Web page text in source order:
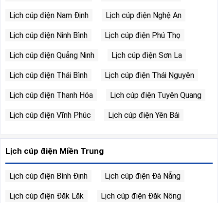
Lịch cúp điện Nam Định Lịch cúp điện Nghệ An
Lịch cúp điện Ninh Bình Lịch cúp điện Phú Thọ
Lịch cúp điện Quảng Ninh Lịch cúp điện Sơn La
Lịch cúp điện Thái Bình Lịch cúp điện Thái Nguyên
Lịch cúp điện Thanh Hóa Lịch cúp điện Tuyên Quang
Lịch cúp điện Vĩnh Phúc Lịch cúp điện Yên Bái
Lịch cúp điện Miền Trung
Lịch cúp điện Bình Định Lịch cúp điện Đà Nẵng
Lịch cúp điện Đăk Lăk Lịch cúp điện Đăk Nông